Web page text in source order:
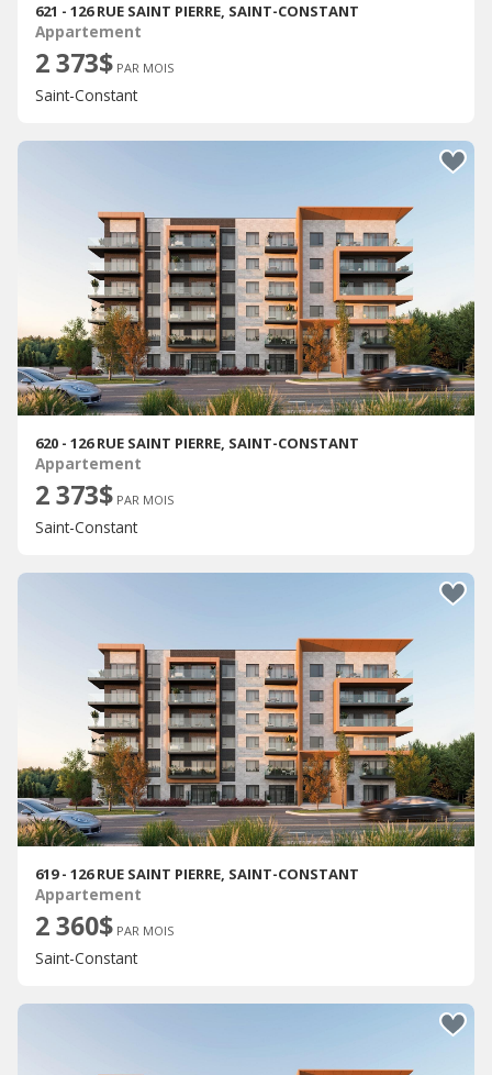
621 - 126 RUE SAINT PIERRE, SAINT-CONSTANT
Appartement
2 373$ PAR MOIS
Saint-Constant
620 - 126 RUE SAINT PIERRE, SAINT-CONSTANT
Appartement
2 373$ PAR MOIS
Saint-Constant
619 - 126 RUE SAINT PIERRE, SAINT-CONSTANT
Appartement
2 360$ PAR MOIS
Saint-Constant